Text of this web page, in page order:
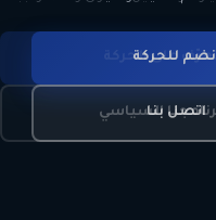
على الحركة
السياسي
للحركة
اتصل بنا